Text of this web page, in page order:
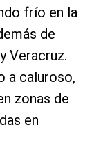
frío en la
de
Veracruz.
a caluroso,
zonas de
en